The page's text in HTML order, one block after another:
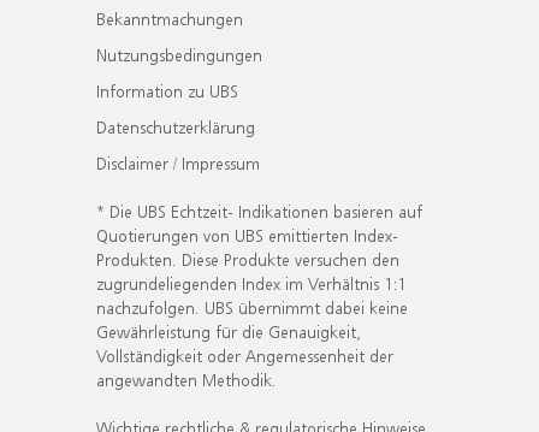
Bekanntmachungen
Nutzungsbedingungen
Information zu UBS
Datenschutzerklärung
Disclaimer / Impressum
* Die UBS Echtzeit- Indikationen basieren auf
Quotierungen von UBS emittierten Index-
Produkten. Diese Produkte versuchen den
zugrundeliegenden Index im Verhältnis 1:1
nachzufolgen. UBS übernimmt dabei keine
Gewährleistung für die Genauigkeit,
Vollständigkeit oder Angemessenheit der
angewandten Methodik.